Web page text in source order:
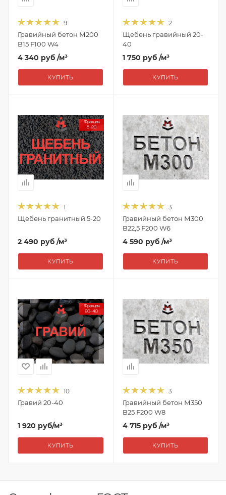
9
Гравийный бетон М200
B15 F100 W4
4 340 руб /м³
КУПИТЬ
2
Щебень гравийный 20-
40
1 750 руб /м³
КУПИТЬ
1
Щебень гранитный 5-20
2 490 руб /м³
КУПИТЬ
3
Гравийный бетон М300
B22,5 F200 W6
4 590 руб /м³
КУПИТЬ
10
Гравий 20-40
1 920 руб/м³
КУПИТЬ
3
Гравийный бетон М350
B25 F200 W8
4 715 руб /м³
КУПИТЬ